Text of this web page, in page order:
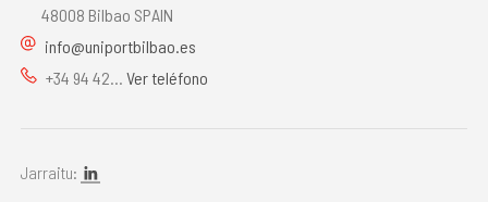
48008 Bilbao SPAIN
info@uniportbilbao.es
+34 94 42... Ver teléfono
Jarraitu: